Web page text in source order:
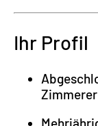
Ihr Profil
Zimmerer